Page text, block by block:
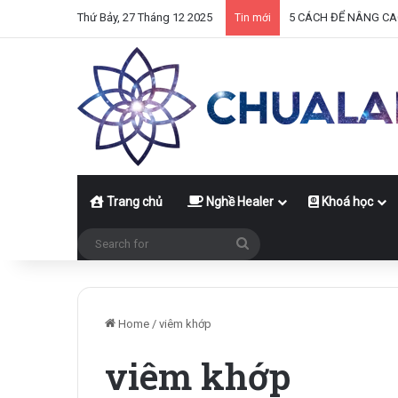
Thứ Bảy, 27 Tháng 12 2025 Tin mới 5 CÁCH ĐỂ NÂNG
Trang chủ Nghề Healer Khoá học
Home / viêm khớp
viêm khớp